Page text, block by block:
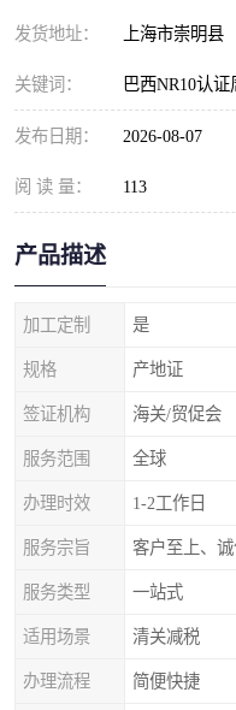
发货地址： 上海市崇明县
关键词： 巴西NR10认证
发布日期： 2026-08-07
阅 读 量： 113
产品描述
加工定制 是
规格 产地证
签证机构 海关/贸促会
服务范围 全球
办理时效 1-2工作日
服务宗旨 客户至上、
服务类型 一站式
适用场景 清关减税
办理流程 简便快捷